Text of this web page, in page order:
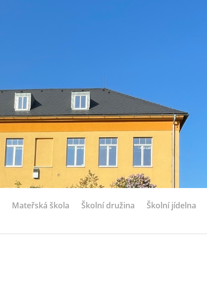
Mateřská škola Školní družina Školní jídelna